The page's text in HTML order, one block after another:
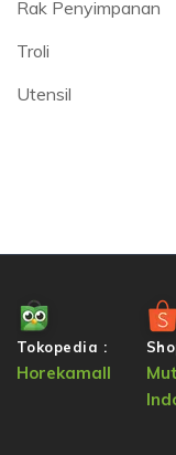
Rak Penyimpanan
Troli
Utensil
Tokopedia :
Horekamall